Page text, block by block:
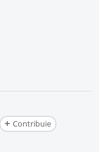
Contribuie